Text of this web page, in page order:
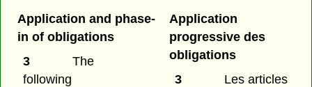
Application and phase-
in of obligations
3
The
following
Application
progressive des
obligations
3
Les articles